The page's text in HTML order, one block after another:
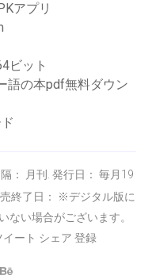
アプリ
ビット
語の本pdf無料ダウン
： 月刊. 発行日： 毎月19
終了日： ※デジタル版に
ない場合がございます。
ート シェア 登録